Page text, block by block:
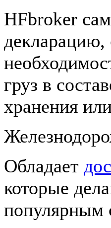
HFbroker
декларацию,
груз в
хранения
Обладает
которые
популярным